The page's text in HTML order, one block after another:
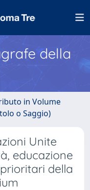
della
in Volume
o Saggio)
Unite
educazione
della